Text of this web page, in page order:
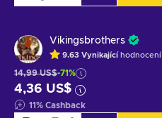
Vikingsbrothers
9.63 Vynikající hodnocení
14,99 US$-71%
4,36 US$
11% Cashback